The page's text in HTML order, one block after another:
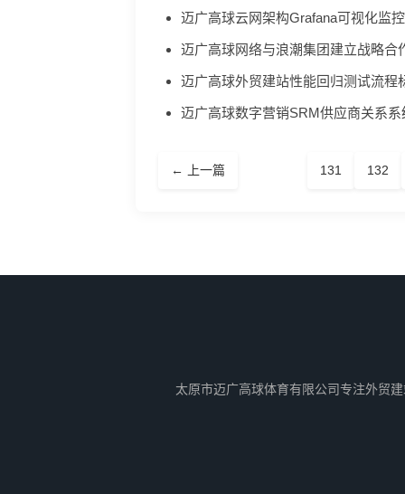
迈广高球云网架构Grafana可视化监
迈广高球网络与浪潮集团建立战略合
迈广高球外贸建站性能回归测试流程
迈广高球数字营销SRM供应商关系系
← 上一篇 131 132
太原市迈广高球体育有限公司专注外贸